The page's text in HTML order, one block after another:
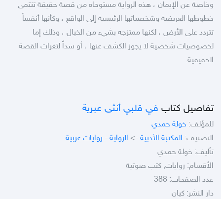
وخاصة عن الإيمان ، هذه الرواية مستوحاه من قصة حقيقة تنتمى
خطوطها العريضة وشخصياتها الرئيسية إلى الواقع ، وكأنها أنفساً
تتردد على الأرض ، لكنها ممتزجه بشيء من الخيال ، وذلك إما
لخصوصيات شخصية لا يجوز الكشف عنها ، أو سداً لتغرات القصة
الحقيقية.
تفاصيل كتاب في قلبي أنثى عبرية
للمؤلف: خولة حمدي
التصنيف: المكتبة الأدبية -> الرواية - روايات عربية
تأليف: خولة حمدي
الأقسام: روايات, كتب صوتية
عدد الصفحات: 388
دار النشر: كيان